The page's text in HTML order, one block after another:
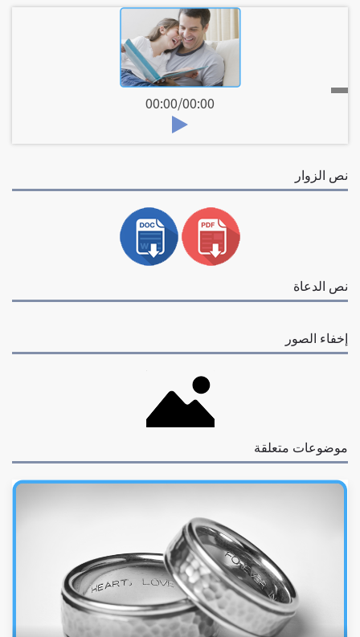
00:00/00:00
نص الزوار
نص الدعاة
إخفاء الصور
موضوعات متعلقة